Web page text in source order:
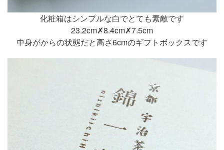
化粧箱はシンプルな白でとても素敵です
23.2cm✗8.4cm✗7.5cm
中身がからの状態だと高さ6cmのギフトボックスです